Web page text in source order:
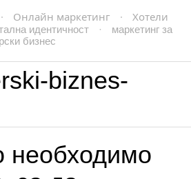
· Онлайн маркетинг · Хотели
идентичност ·
маркетинг за
бизнес
необходимо